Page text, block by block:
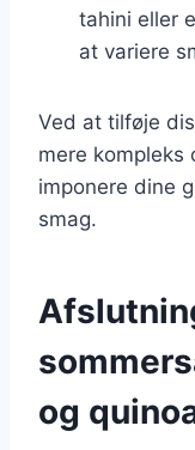
tahini eller
at variere
Ved at tilføje
mere kompleks
imponere dine
smag.
og